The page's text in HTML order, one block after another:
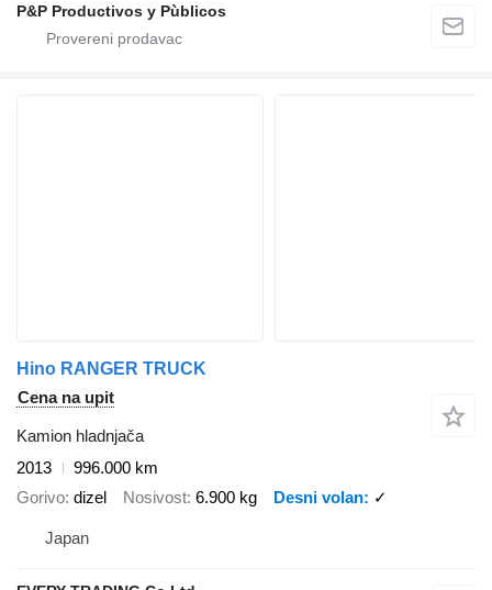
P&P Productivos y Pùblicos
Hino RANGER TRUCK
Cena na upit
Kamion hladnjača
2013
996.000 km
Gorivo dizel Nosivost 6.900 kg Desni volan ✓
Japan